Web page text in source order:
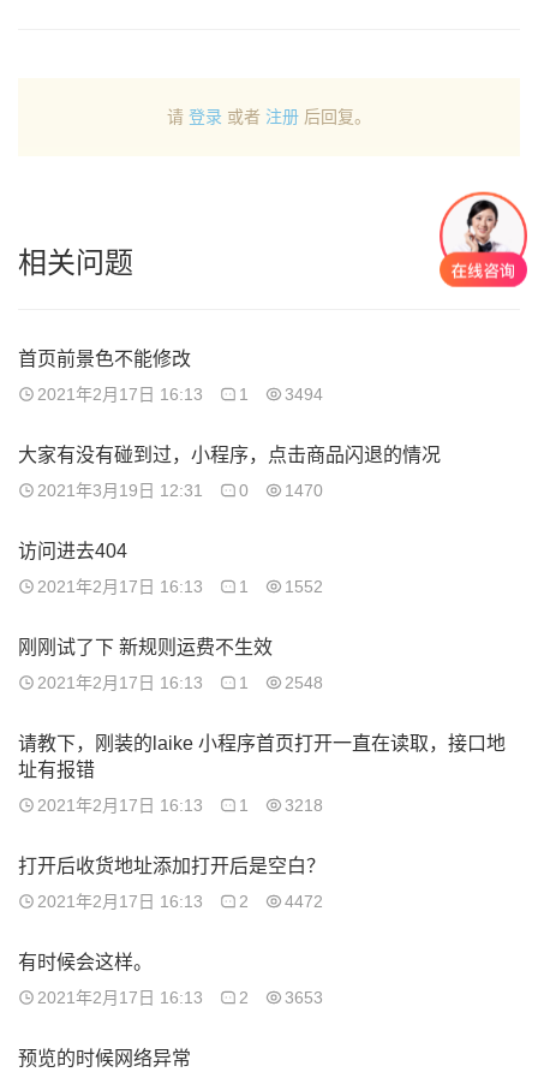
请 登录 或者 注册 后回复。
相关问题
首页前景色不能修改
2021年2月17日 16:13 1 3494
大家有没有碰到过，小程序，点击商品闪退的情况
2021年3月19日 12:31 0 1470
访问进去404
2021年2月17日 16:13 1 1552
刚刚试了下 新规则运费不生效
2021年2月17日 16:13 1 2548
请教下，刚装的laike 小程序首页打开一直在读取，接口地
址有报错
2021年2月17日 16:13 1 3218
打开后收货地址添加打开后是空白？
2021年2月17日 16:13 2 4472
有时候会这样。
2021年2月17日 16:13 2 3653
预览的时候网络异常